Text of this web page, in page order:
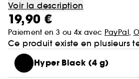
Voir la description
19,90 €
Paiement en 3 ou 4x avec PayPal,
Ce produit existe en plusieurs
Hyper Black (4 g)